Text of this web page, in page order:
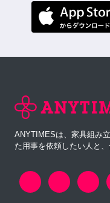
ANYTIMESは、家具組み
た用事を依頼したい人と